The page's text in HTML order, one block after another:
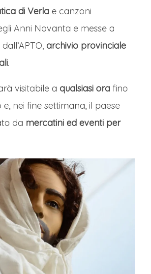
di Verla e canzoni
Anni Novanta e messe a
archivio provinciale
.
visitabile a qualsiasi ora fino
nei fine settimana, il paese
da mercatini ed eventi per